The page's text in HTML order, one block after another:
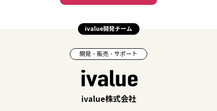
ivalue開発チーム
開発・販売・サポート
ivalue株式会社